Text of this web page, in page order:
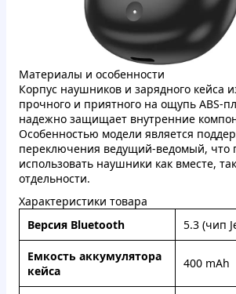
Материалы и особенности
Корпус наушников и зарядного кейса
прочного и приятного на ощупь ABS-
надежно защищает внутренние
Особенностью модели является
переключения ведущий-ведомый, что
использовать наушники как вместе,
отдельности.
Характеристики товара
Версия Bluetooth
5.3 (чип
Емкость аккумулятора
кейса
400 mAh